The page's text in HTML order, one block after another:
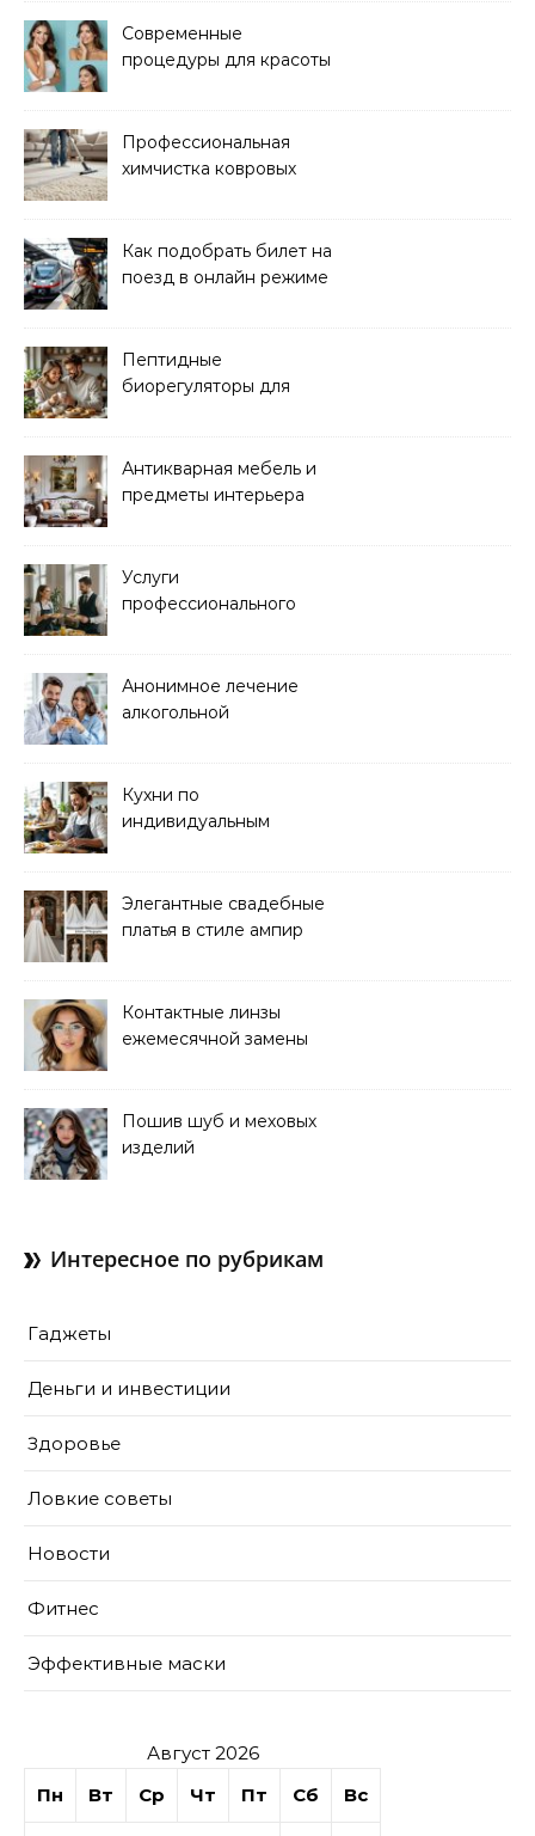
Современные
процедуры для красоты
Профессиональная
химчистка ковровых
Как подобрать билет на
поезд в онлайн режиме
Пептидные
биорегуляторы для
Антикварная мебель и
предметы интерьера
Услуги
профессионального
формата
Анонимное лечение
алкогольной
Кухни по
индивидуальным
Элегантные свадебные
платья в стиле ампир
Контактные линзы
ежемесячной замены
Пошив шуб и меховых
изделий
Интересное по рубрикам
Гаджеты
Деньги и инвестиции
Здоровье
Ловкие советы
Новости
Фитнес
Эффективные маски
Август 2026
Пн
Вт Ср Чт Пт Сб Вс